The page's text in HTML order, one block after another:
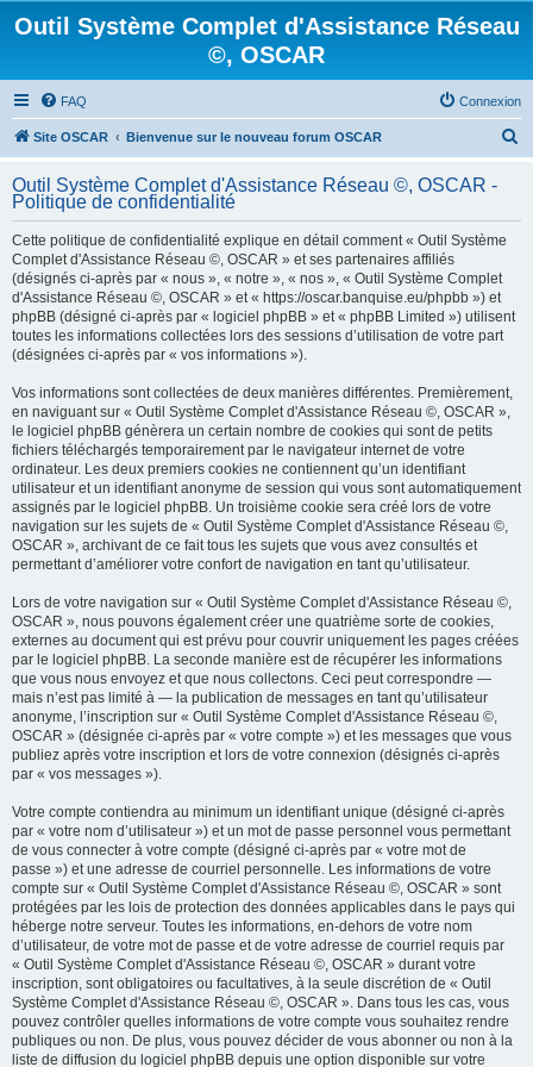
Outil Système Complet d'Assistance Réseau
©, OSCAR
FAQ Connexion
Site OSCAR Bienvenue sur le nouveau forum OSCAR
h
Outil Système Complet d'Assistance Réseau ©, OSCAR -
Politique de confidentialité
Cette politique de confidentialité explique en détail comment « Outil Système
Complet d'Assistance Réseau ©, OSCAR » et ses partenaires affiliés
(désignés ci-après par « nous », « notre », « nos », « Outil Système Complet
d'Assistance Réseau ©, OSCAR » et « https://oscar.banquise.eu/phpbb ») et
phpBB (désigné ci-après par « logiciel phpBB » et « phpBB Limited ») utilisent
toutes les informations collectées lors des sessions d’utilisation de votre part
(désignées ci-après par « vos informations »).
Vos informations sont collectées de deux manières différentes. Premièrement,
en naviguant sur « Outil Système Complet d'Assistance Réseau ©, OSCAR »,
le logiciel phpBB génèrera un certain nombre de cookies qui sont de petits
fichiers téléchargés temporairement par le navigateur internet de votre
ordinateur. Les deux premiers cookies ne contiennent qu’un identifiant
utilisateur et un identifiant anonyme de session qui vous sont automatiquement
assignés par le logiciel phpBB. Un troisième cookie sera créé lors de votre
navigation sur les sujets de « Outil Système Complet d'Assistance Réseau ©,
OSCAR », archivant de ce fait tous les sujets que vous avez consultés et
permettant d’améliorer votre confort de navigation en tant qu’utilisateur.
Lors de votre navigation sur « Outil Système Complet d'Assistance Réseau ©,
OSCAR », nous pouvons également créer une quatrième sorte de cookies,
externes au document qui est prévu pour couvrir uniquement les pages créées
par le logiciel phpBB. La seconde manière est de récupérer les informations
que vous nous envoyez et que nous collectons. Ceci peut correspondre —
mais n’est pas limité à — la publication de messages en tant qu’utilisateur
anonyme, l’inscription sur « Outil Système Complet d'Assistance Réseau ©,
OSCAR » (désignée ci-après par « votre compte ») et les messages que vous
publiez après votre inscription et lors de votre connexion (désignés ci-après
par « vos messages »).
Votre compte contiendra au minimum un identifiant unique (désigné ci-après
par « votre nom d’utilisateur ») et un mot de passe personnel vous permettant
de vous connecter à votre compte (désigné ci-après par « votre mot de
passe ») et une adresse de courriel personnelle. Les informations de votre
compte sur « Outil Système Complet d'Assistance Réseau ©, OSCAR » sont
protégées par les lois de protection des données applicables dans le pays qui
héberge notre serveur. Toutes les informations, en-dehors de votre nom
d’utilisateur, de votre mot de passe et de votre adresse de courriel requis par
« Outil Système Complet d'Assistance Réseau ©, OSCAR » durant votre
inscription, sont obligatoires ou facultatives, à la seule discrétion de « Outil
Système Complet d'Assistance Réseau ©, OSCAR ». Dans tous les cas, vous
pouvez contrôler quelles informations de votre compte vous souhaitez rendre
publiques ou non. De plus, vous pouvez décider de vous abonner ou non à la
liste de diffusion du logiciel phpBB depuis une option disponible sur votre